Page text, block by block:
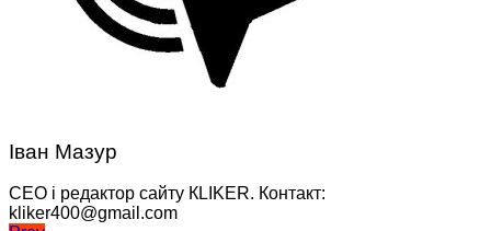
Іван Мазур
CEO і редактор сайту КLIKER. Контакт:
kliker400@gmail.com